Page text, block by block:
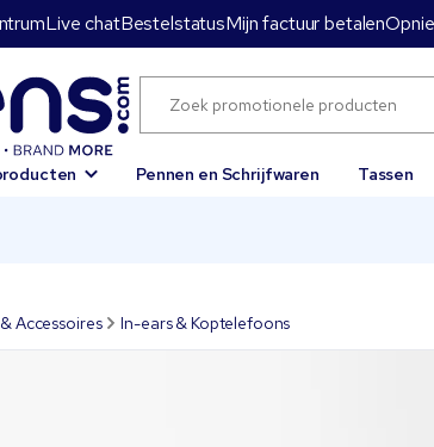
Live chatBestelstatusMijn factuur betalen
Pennen en Schrijfwaren Tassen
Accessoires In-ears & Koptelefoons